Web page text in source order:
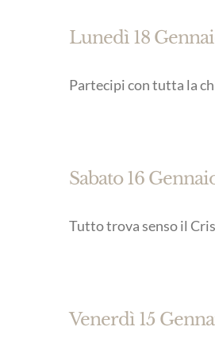
Lunedì 18
Partecipi con tutta la
Sabato 16
Tutto trova senso il
Venerdì 15